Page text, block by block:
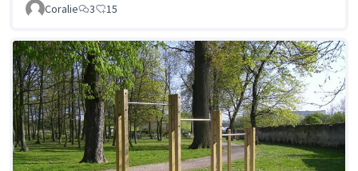
Coralie 3 15